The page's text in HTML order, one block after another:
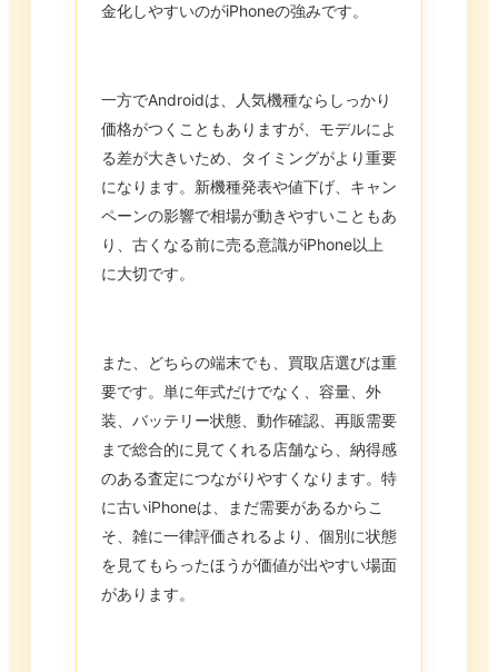
金化しやすいのがiPhoneの強みです。
一方でAndroidは、人気機種ならしっかり
価格がつくこともありますが、モデルによ
る差が大きいため、タイミングがより重要
になります。新機種発表や値下げ、キャン
ペーンの影響で相場が動きやすいこともあ
り、古くなる前に売る意識がiPhone以上
に大切です。
また、どちらの端末でも、買取店選びは重
要です。単に年式だけでなく、容量、外
装、バッテリー状態、動作確認、再販需要
まで総合的に見てくれる店舗なら、納得感
のある査定につながりやすくなります。特
に古いiPhoneは、まだ需要があるからこ
そ、雑に一律評価されるより、個別に状態
を見てもらったほうが価値が出やすい場面
があります。